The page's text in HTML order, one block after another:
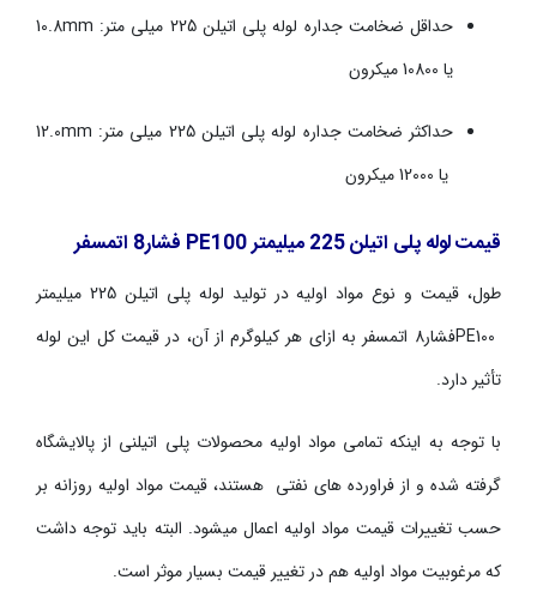
حداقل ضخامت جداره لوله پلی اتیلن225 میلی متر: 10.8mm
یا 10800میکرون
حداکثر ضخامت جداره لوله پلی اتیلن225 میلی متر: 12.0mm
یا 12000میکرون
قیمت لوله پلی اتیلن225میلیمترPE100 فشار8 اتمسفر
طول، قیمت و نوع مواد اولیه در تولید لوله پلی اتیلن225 میلیمتر
PE100
فشار8 اتمسفر به ازای هر کیلوگرم از آن، در قیمت کل این لوله
تأثیر دارد.
با توجه به اینکه تمامی مواد اولیه محصولات پلی اتیلنی از پالایشگاه
گرفته شده و از فراورده ­های نفتی هستند، قیمت مواد اولیه روزانه بر
حسب تغییرات قیمت مواد اولیه اعمال می­شود. البته باید توجه داشت
که مرغوبیت مواد اولیه هم در تغییر قیمت بسیار موثر است.